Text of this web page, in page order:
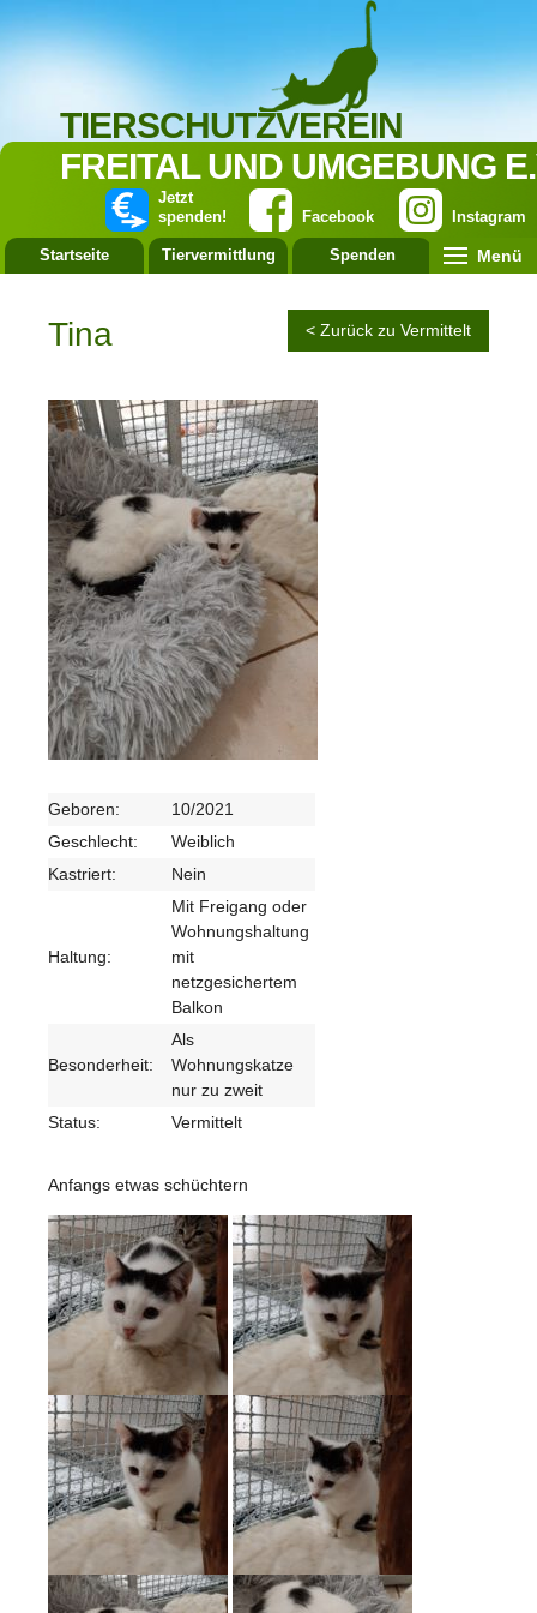
TIERSCHUTZVEREIN
FREITAL UND UMGEBUNG
Instagram
Facebook
Jetzt
spenden!
Startseite Tiervermittlung Spenden Menü
Tina < Zurück zu Vermittelt
Geboren:
10/2021
Geschlecht:
Weiblich
Kastriert:
Nein
Haltung:
Mit Freigang oder
Wohnungshaltung
mit
netzgesichertem
Balkon
Besonderheit:
Als
Wohnungskatze
nur zu zweit
Status:
Vermittelt
Anfangs etwas schüchtern